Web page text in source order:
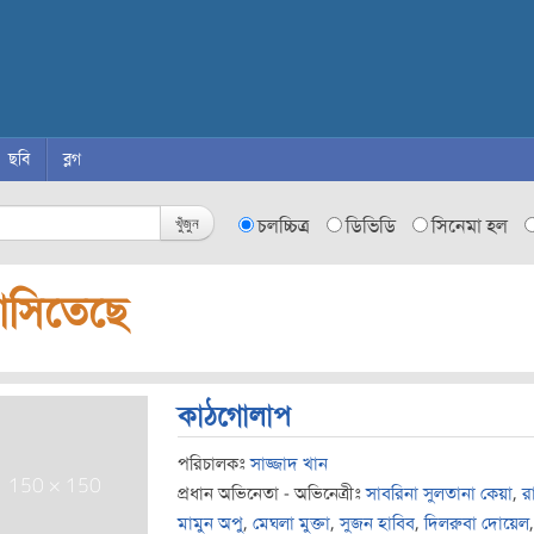
ছবি ব্লগ
খুঁজুন চলচ্চিত্র ডিভিডি সিনেমা হল
কাঠগোলাপ
পরিচালকঃ সাজ্জাদ খান
প্রধান অভিনেতা - অভিনেত্রীঃ সাবরিনা সুলতানা কেয়া,
মামুন অপু, মেঘলা মুক্তা,সুজন হাবিব,দিলরুবা দোয়েল